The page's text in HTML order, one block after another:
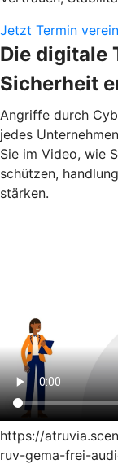
Jetzt Termin
Die digitale
Sicherheit
Angriffe durch
jedes
Sie im Video, wie
schützen,
stärken.
https://
ruv-gema-frei-